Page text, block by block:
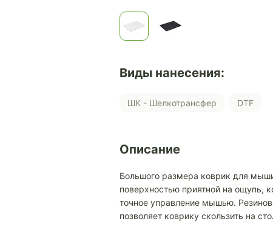
Виды нанесения:
ШК - Шелкотрансфер DTF
Описание
Большого размера коврик для
поверхностью приятной на ощупь,
точное управление мышью.
позволяет коврику скользить на